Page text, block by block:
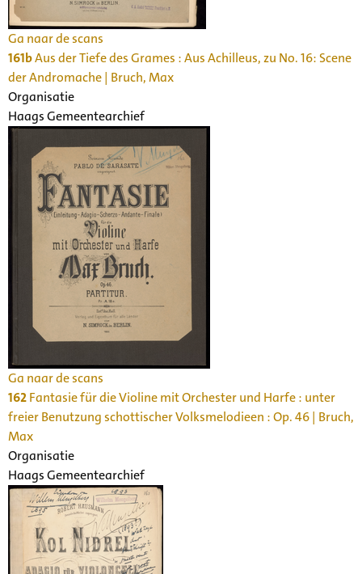
Ga naar de scans
161bAus der Tiefe des Grames : Aus Achilleus, zu No. 16: Scene
der Andromache | Bruch, Max
Organisatie
Haags Gemeentearchief
Ga naar de scans
162Fantasie für die Violine mit Orchester und Harfe : unter
freier Benutzung schottischer Volksmelodieen : Op. 46 | Bruch,
Max
Organisatie
Haags Gemeentearchief